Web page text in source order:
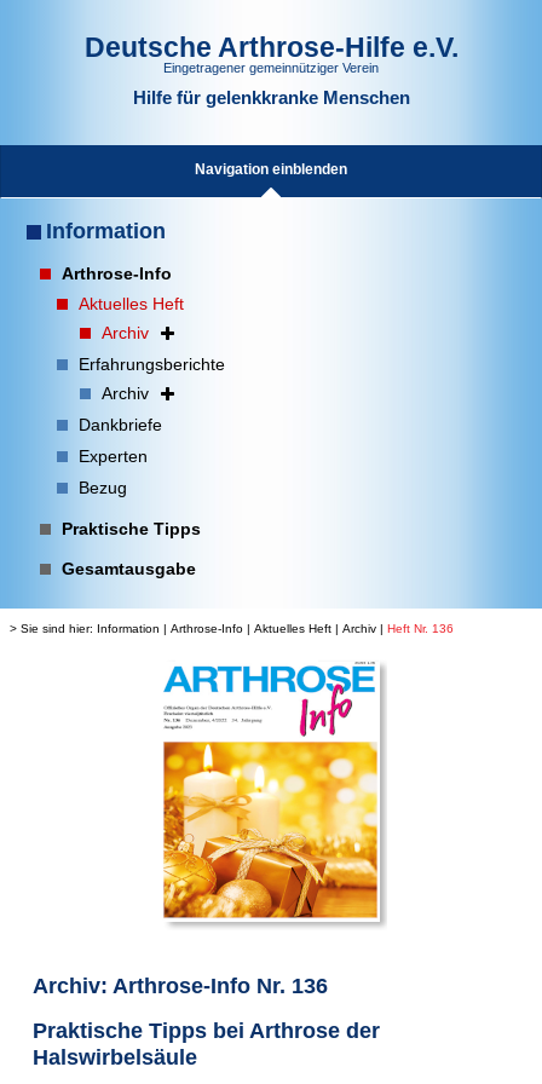
Deutsche Arthrose-Hilfe e.V.
Eingetragener gemeinnütziger Verein
Hilfe für gelenkkranke Menschen
Navigation einblenden
Information
Arthrose-Info
Aktuelles Heft
Archiv
Erfahrungsberichte
Archiv
Dankbriefe
Experten
Bezug
Praktische Tipps
Gesamtausgabe
> Sie sind hier: Information | Arthrose-Info | Aktuelles Heft | Archiv | Heft Nr. 136
Archiv: Arthrose-Info Nr. 136
Praktische Tipps bei Arthrose der
Halswirbelsäule